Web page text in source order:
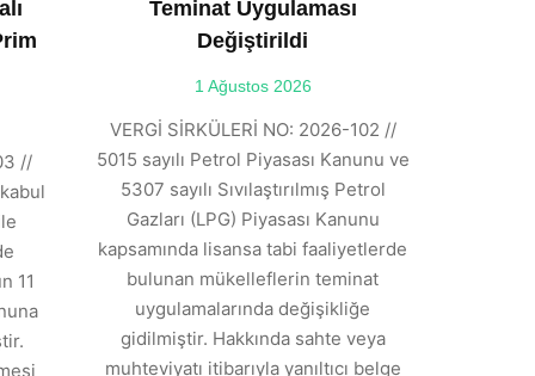
//
11
Teminat Uygulaması
Değiştirildi
1 Ağustos 2026
VERGİ SİRKÜLERİ NO: 2026-102 //
5015 sayılı Petrol Piyasası Kanunu ve
5307 sayılı Sıvılaştırılmış Petrol
Gazları (LPG) Piyasası Kanunu
kapsamında lisansa tabi faaliyetlerde
bulunan mükelleflerin teminat
uygulamalarında değişikliğe
gidilmiştir. Hakkında sahte veya
muhteviyatı itibarıyla yanıltıcı belge